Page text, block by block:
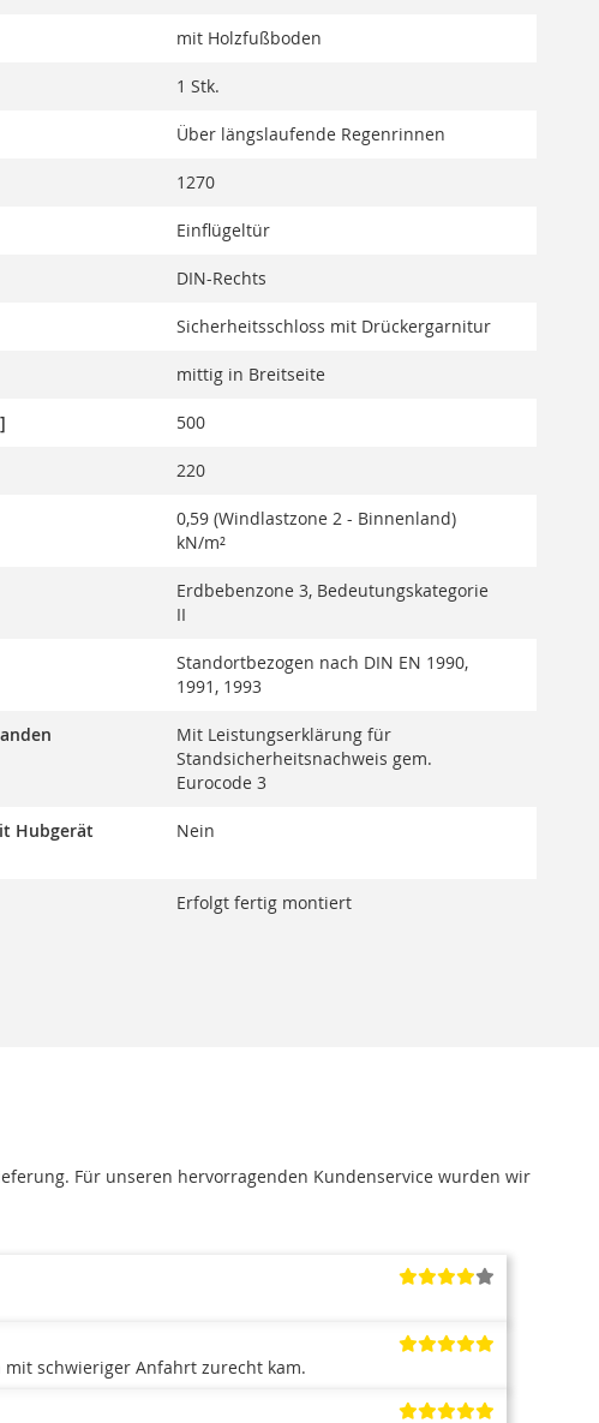
mit Holzfußboden
1 Stk.
Über längslaufende Regenrinnen
1270
Einflügeltür
DIN-Rechts
Sicherheitsschloss mit Drückergarnitur
mittig in Breitseite
500
220
0,59 (Windlastzone 2 - Binnenland)
kN/m²
Erdbebenzone 3, Bedeutungskategorie
II
Standortbezogen nach DIN EN 1990,
1991, 1993
Mit Leistungserklärung für
Standsicherheitsnachweis gem.
Eurocode 3
Hubgerät
Nein
Erfolgt fertig montiert
Für unseren hervorragenden Kundenservice wurden wir
schwieriger Anfahrt zurecht kam.